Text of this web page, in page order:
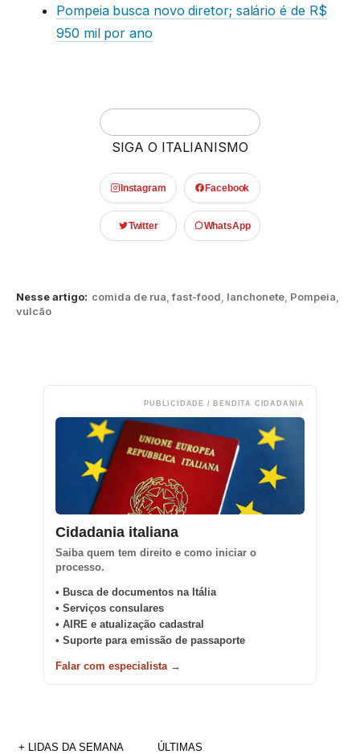
Pompeia busca novo diretor; salário é de R$
950 mil por ano
SIGA O ITALIANISMO
Instagram Facebook
Twitter WhatsApp
Nesse artigo: comida de rua ,fast-food lanchonete Pompeia
vulcão
PUBLICIDADE / BENDITA CIDADANIA
Cidadania italiana
Saiba quem tem direito e como iniciar o
processo.
• Busca de documentos na Itália
• Serviços consulares
• AIRE e atualização cadastral
• Suporte para emissão de passaporte
Falar com especialista →
+ LIDAS DA SEMANA ÚLTIMAS